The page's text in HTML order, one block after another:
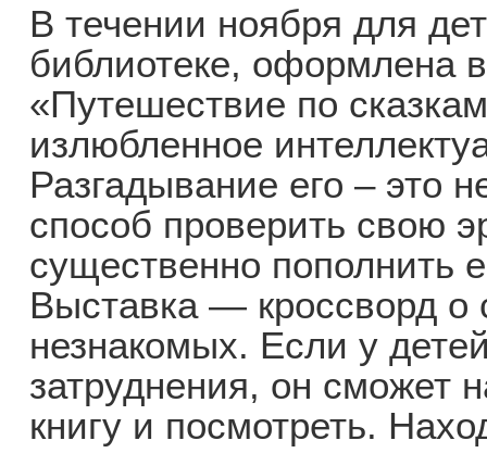
В течении ноября для
библиотеке, оформлена
«Путешествие по
излюбленное
Разгадывание его – это
способ проверить свою
существенно пополнить
Выставка — кроссворд о
незнакомых. Если у
затруднения, он сможет
книгу и посмотреть.